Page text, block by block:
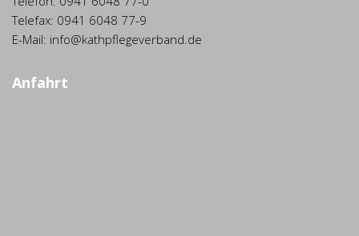
Telefax: 0941 6048 77-9
E-Mail: info@kathpflegeverband.de
Anfahrt